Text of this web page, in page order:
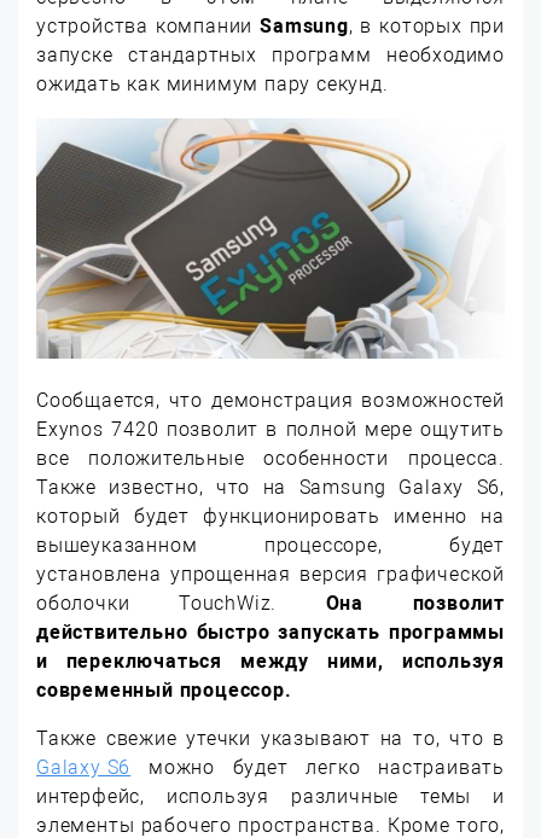
устройства компанииSamsung, в которых при
запуске стандартных программ необходимо
ожидать как минимум пару секунд.
Сообщается, что демонстрация возможностей
Exynos 7420 позволит в полной мере ощутить
все положительные особенности процесса.
Также известно, что на Samsung Galaxy S6,
который будет функционировать именно на
вышеуказанном процессоре, будет
установлена упрощенная версия графической
оболочки TouchWiz. Она позволит
действительно быстро запускать программы
и переключаться между ними, используя
современный процессор.
Также свежие утечки указывают на то, что в
Galaxy S6
можно будет легко настраивать
интерфейс, используя различные темы и
элементы рабочего пространства. Кроме того,